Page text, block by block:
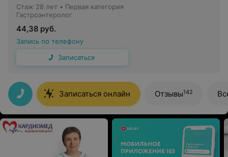
Стаж 28 лет • Первая категория
Гастроэнтеролог
44,38 руб.
Запись по телефону
Записаться
Записаться онлайн Отзывы142